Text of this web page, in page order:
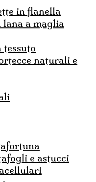
in flanella
lana a maglia
tessuto
e astucci